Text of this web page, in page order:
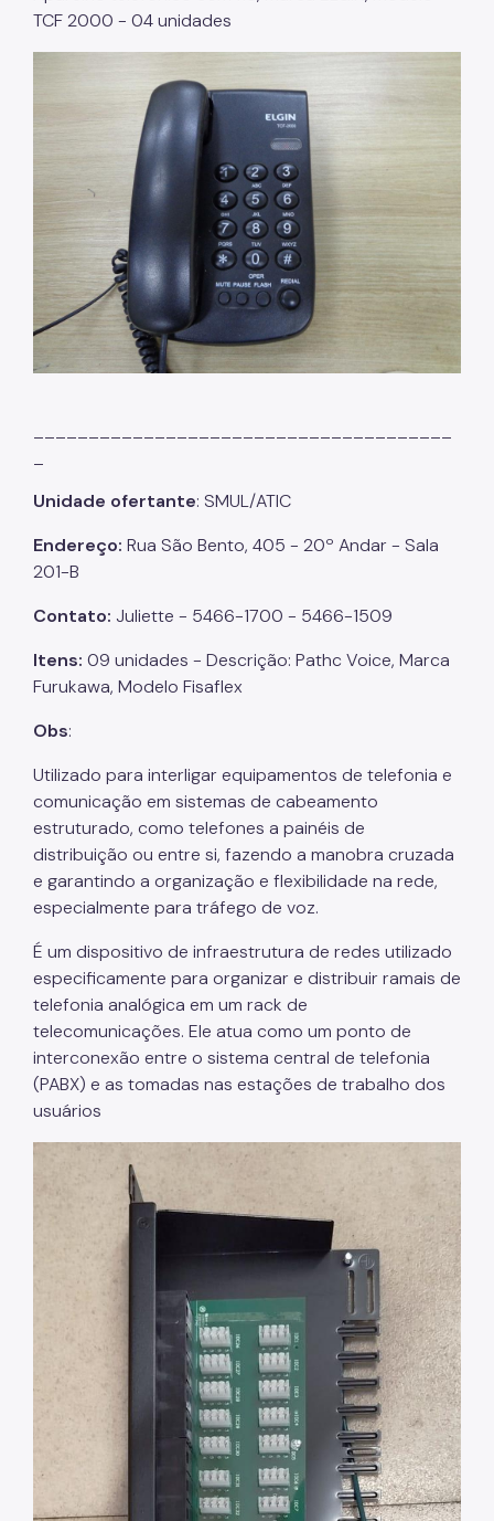
TCF 2000 - 04 unidades
Unidade ofertante: SMUL/ATIC
Endereço: Rua São Bento, 405 - 20º Andar - Sala
201-B
Contato: Juliette - 5466-1700 - 5466-1509
Itens: 09 unidades - Descrição: Pathc Voice, Marca
Furukawa, Modelo Fisaflex
Obs:
Utilizado para interligar equipamentos de telefonia e
comunicação em sistemas de cabeamento
estruturado, como telefones a painéis de
distribuição ou entre si, fazendo a manobra cruzada
e garantindo a organização e flexibilidade na rede,
especialmente para tráfego de voz.
É um dispositivo de infraestrutura de redes utilizado
especificamente para organizar e distribuir ramais de
telefonia analógica em um rack de
telecomunicações. Ele atua como um ponto de
interconexão entre o sistema central de telefonia
(PABX) e as tomadas nas estações de trabalho dos
usuários